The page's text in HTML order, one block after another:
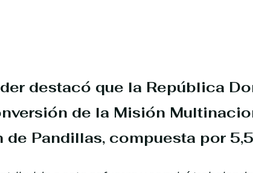
destacó que la República
de la Misión
de Pandillas, compuesta por